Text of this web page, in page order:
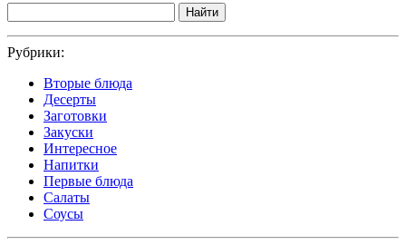
Найти
Рубрики:
Вторые блюда
Десерты
Заготовки
Закуски
Интересное
Напитки
Первые блюда
Салаты
Соусы